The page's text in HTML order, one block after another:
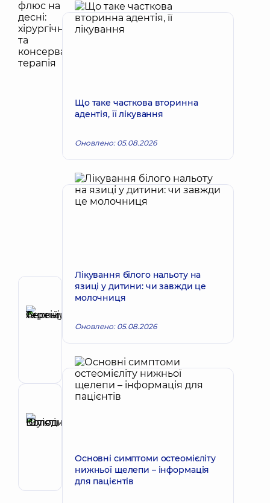
Автор
Сергій
щелепно-
лицевий
Запис до лікаря
Рецензент
Отоларинголог;
Отоларинголог
дитячий
Що таке часткова вторинна
адентія, її лікування
Оновлено: 05.08.2026
Лікування білого нальоту на
язиці у дитини: чи завжди це
молочниця
Оновлено: 05.08.2026
Основні симптоми остеомієліту
нижньої щелепи – інформація
для пацієнтів